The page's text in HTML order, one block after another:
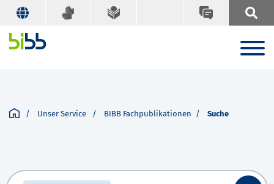
Unser Service BIBB Fachpublikationen Suche